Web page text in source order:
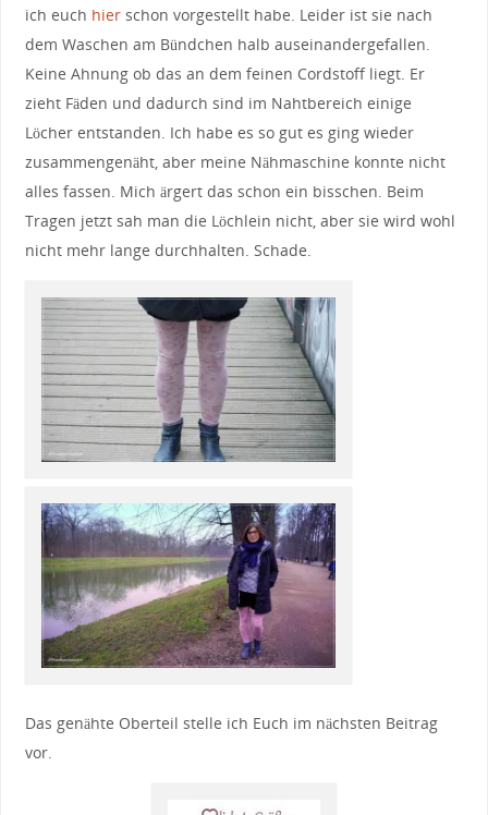
ich euch hierschon vorgestellt habe. Leider ist sie nach
dem Waschen am Bündchen halb auseinandergefallen.
Keine Ahnung ob das an dem feinen Cordstoff liegt. Er
zieht Fäden und dadurch sind im Nahtbereich einige
Löcher entstanden. Ich habe es so gut es ging wieder
zusammengenäht, aber meine Nähmaschine konnte nicht
alles fassen. Mich ärgert das schon ein bisschen. Beim
Tragen jetzt sah man die Löchlein nicht, aber sie wird wohl
nicht mehr lange durchhalten. Schade.
Das genähte Oberteil stelle ich Euch im nächsten Beitrag
vor.